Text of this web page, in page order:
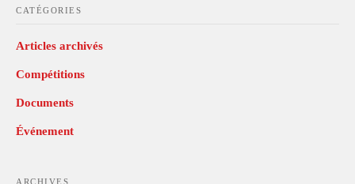
CATÉGORIES
Articles archivés
Compétitions
Documents
Événement
ARCHIVES